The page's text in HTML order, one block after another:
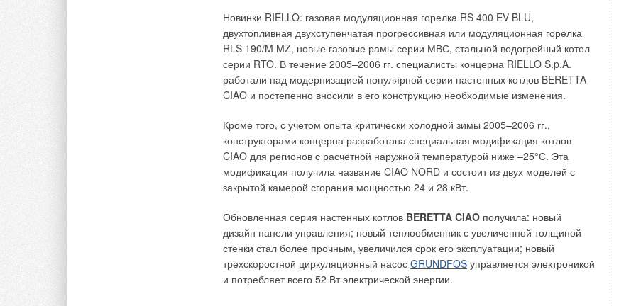
Новинки RIELLO: газовая модуляционная горелка RS 400 EV BLU,
двухтопливная двухступенчатая прогрессивная или модуляционная горелка
RLS 190/M MZ, новые газовые рамы серии МВС, стальной водогрейный котел
серии RTO. В течение 2005–2006 гг. специалисты концерна RIELLO S.p.A.
работали над модернизацией популярной серии настенных котлов BERETTA
CIAO и постепенно вносили в его конструкцию необходимые изменения.
Кроме того, с учетом опыта критически холодной зимы 2005–2006 гг.,
конструкторами концерна разработана специальная модификация котлов
CIAO для регионов с расчетной наружной температурой ниже –25°С. Эта
модификация получила название CIAO NORD и состоит из двух моделей с
закрытой камерой сгорания мощностью 24 и 28 кВт.
Обновленная серия настенных котлов BERETTA CIAO получила: новый
дизайн панели управления; новый теплообменник с увеличенной толщиной
стенки стал более прочным, увеличился срок его эксплуатации; новый
трехскоростной циркуляционный насос GRUNDFOS управляется электроникой
и потребляет всего 52 Вт электрической энергии.
То, что абсолютная цена играет немаловажную роль (пусть даже этот фактор
стоит на третьем месте) подтверждает диаграмма, показывающая основные
причины, мешающие, по мнению самих потребителей, приобретению
кондиционера (рис. 9). Как мы видим, мешают, прежде всего, завышенные
цены на сам кондиционер и на его монтаж. Но что же наши потребители
По мнению россиян, проживающих не в Москве, — это ценовой диапазон от
400 до 600$ (рис. 10). Полагаю, что цена, которую наши потребители
определили как адекватную, вполне может устроить компании, работающие с
брендами эконом-класса, так как в этом случае маржа будет достаточной.
сильно сниженные цены на такие бренды как LG и SAMSUNG.
Но, как вы сами понимаете, зачем продавать дешевле, если рынок позволяет
продать дороже. Здесь мы можем сделать осторожный вывод: если есть
недорогие бренды, обеспечивающие дилеру достаточный уровень маржи в